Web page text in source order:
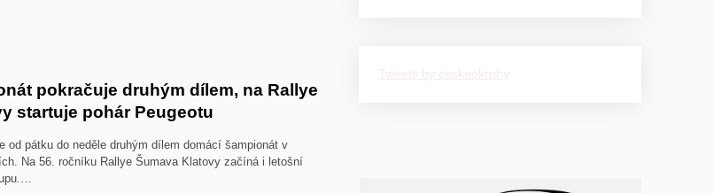
pokračuje druhým dílem, na Rallye
startuje pohár Peugeotu
od pátku do neděle druhým dílem domácí šampionát v
Na 56. ročníku Rallye Šumava Klatovy začíná i letošní
Tweets by ceskeokruhy